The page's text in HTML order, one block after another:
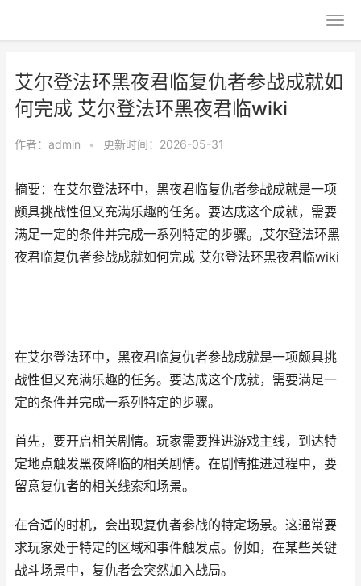
艾尔登法环黑夜君临复仇者参战成就如
何完成 艾尔登法环黑夜君临wiki
作者： admin • 更新时间：2026-05-31
摘要：在艾尔登法环中，黑夜君临复仇者参战成就是一项
颇具挑战性但又充满乐趣的任务。要达成这个成就，需要
满足一定的条件并完成一系列特定的步骤。,艾尔登法环黑
夜君临复仇者参战成就如何完成 艾尔登法环黑夜君临wiki
在艾尔登法环中，黑夜君临复仇者参战成就是一项颇具挑
战性但又充满乐趣的任务。要达成这个成就，需要满足一
定的条件并完成一系列特定的步骤。
首先，要开启相关剧情。玩家需要推进游戏主线，到达特
定地点触发黑夜降临的相关剧情。在剧情推进过程中，要
留意复仇者的相关线索和场景。
在合适的时机，会出现复仇者参战的特定场景。这通常要
求玩家处于特定的区域和事件触发点。例如，在某些关键
战斗场景中，复仇者会突然加入战局。